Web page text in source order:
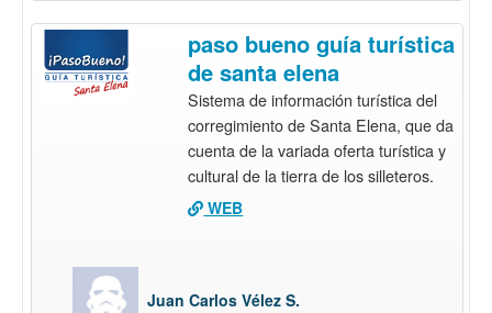
paso bueno guía turística
de santa elena
Sistema de información turística del
corregimiento de Santa Elena, que da
cuenta de la variada oferta turística y
cultural de la tierra de los silleteros.
WEB
Juan Carlos Vélez S.